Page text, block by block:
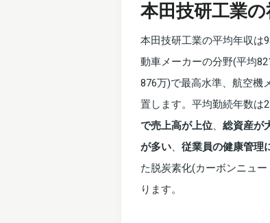
本田技研工業
本田技研工業の平均年収は
動車メーカーの分野(平均
876万)で最高水準、航空機
置します。平均勤続年数は
で売上高が上位、 総資産が
が多い、 従業員の健康管理
た脱炭素化(カーボンニュ
ります。